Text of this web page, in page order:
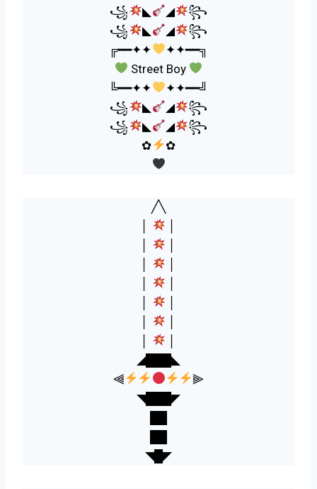
꧁
◣ ◢
꧂
꧁
◣ ◢
꧂
╔━━✦✦
✦✦━━╗
Street Boy
╚━━✦✦
✦✦━━╝
꧁
◣ ◢
꧂
꧁
◣ ◢
꧂
✿
✿
╱╲
◢███◣
⫷
⫸
◥███◤
◥█◤